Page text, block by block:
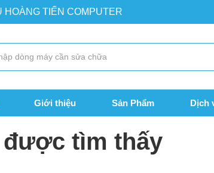
TIẾN COMPUTER
Giới thiệu Sản Phẩm Dịch
tìm thấy